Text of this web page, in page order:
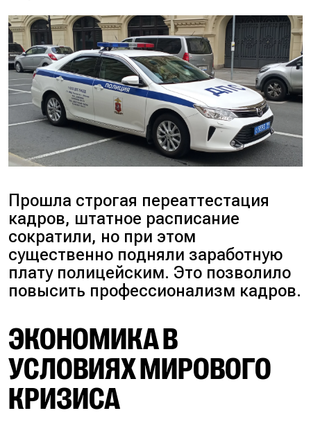
Прошла строгая переаттестация
кадров, штатное расписание
сократили, но при этом
существенно подняли заработную
плату полицейским. Это позволило
повысить профессионализм кадров.
ЭКОНОМИКА В
УСЛОВИЯХ МИРОВОГО
КРИЗИСА